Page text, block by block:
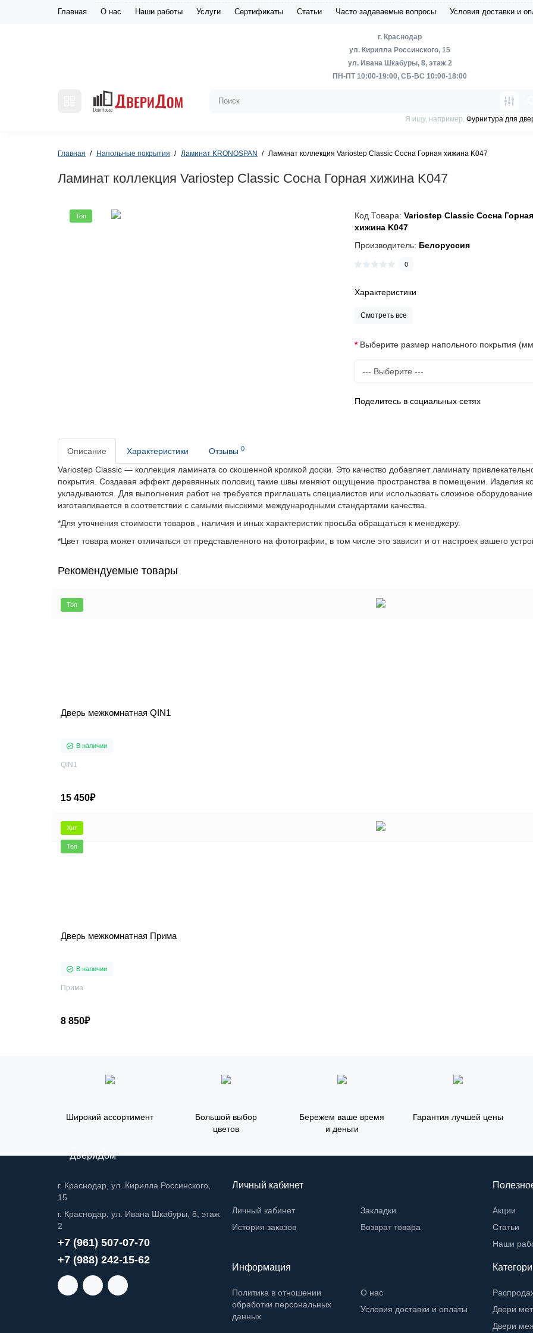
Главная О нас Наши работы Услуги Сертификаты Статьи Часто задаваемые вопросы Условия доставки и
г. Краснодар
ул. Кирилла Россинского, 15
ул. Ивана Шкабуры, 8, этаж 2
ПН-ПТ 10:00-19:00, СБ-ВС 10:00-18:00
Я ищу, например, Фурнитура для
Главная Напольные покрытия Ламинат KRONOSPAN Ламинат коллекция Variostep Classic Сосна Горная хижина K047
Ламинат коллекция Variostep Classic Сосна Горная хижина K047
Топ Код Товара:Variostep Classic Сосна Горная
хижина K047
Производитель: Белоруссия
0
Характеристики
Смотреть все
Выберите размер напольного покрытия
Поделитесь в социальных сетях
Описание Характеристики Отзывы 0
Variostep Classic — коллекция ламината со скошенной кромкой доски. Это качество добавляет ламинату
покрытия. Создавая эффект деревянных половиц такие швы меняют ощущение пространства в помещении. Изделия
укладываются. Для выполнения работ не требуется приглашать специалистов или использовать сложное
изготавливается в соответствии с самыми высокими международными стандартами качества.
*Для уточнения стоимости товаров , наличия и иных характеристик просьба обращаться к менеджеру.
*Цвет товара может отличаться от представленного на фотографии, в том числе это зависит и от настроек вашего
Рекомендуемые товары
Топ
Дверь межкомнатная QIN1
В наличии
QIN1
15 450₽
Хит
Топ
Дверь межкомнатная Прима
В наличии
Прима
8 850₽
Широкий ассортимент
Большой выбор
цветов
Бережем ваше время
и деньги
Гарантия лучшей цены
ДвериДом
г. Краснодар, ул. Кирилла Россинского,
15
г. Краснодар, ул. Ивана Шкабуры, 8, этаж
2
+7 (961) 507-07-70
+7 (988) 242-15-62
Личный кабинет
Личный кабинет
История заказов
Закладки
Возврат товара
Акции
Статьи
Наши
Информация
Политика в отношении
обработки персональных
данных
О нас
Условия доставки и оплаты
Двери
Двери